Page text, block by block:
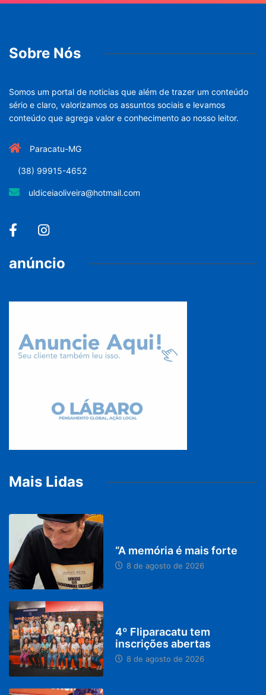
Sobre Nós
Somos um portal de noticias que além de trazer um conteúdo
sério e claro, valorizamos os assuntos sociais e levamos
conteúdo que agrega valor e conhecimento ao nosso leitor.
Paracatu-MG
(38) 99915-4652
uldiceiaoliveira@hotmail.com
anúncio
Mais Lidas
“A memória é mais forte
8 de agosto de 2026
4º Fliparacatu tem
inscrições abertas
8 de agosto de 2026